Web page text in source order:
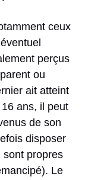
ceux
perçus
ou
ait atteint
16 ans, il peut
de son
disposer
sont propres
Le